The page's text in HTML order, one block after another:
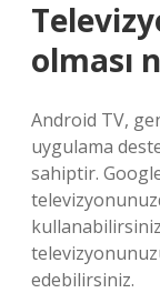
olması
Android TV,
uygulama
sahiptir.
edebilirsiniz.